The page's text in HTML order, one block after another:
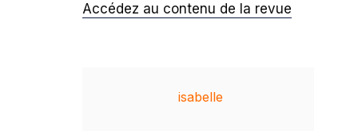
Accédez au contenu de la revue
isabelle